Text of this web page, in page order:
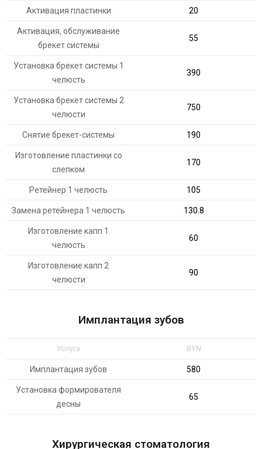
Активация пластинки 20
Активация, обслуживание
брекет системы
55
Установка брекет системы 1
челюсть
390
Установка брекет системы 2
челюсти
750
Снятие брекет-системы 190
Изготовление пластинки со
слепком
170
Ретейнер 1 челюсть 105
Замена ретейнера 1 челюсть 130.8
Изготовление капп 1
челюсть
60
Изготовление капп 2
челюсти
90
Имплантация зубов
Услуга BYN
Имплантация зубов 580
Установка формирователя
десны
65
Хирургическая стоматология